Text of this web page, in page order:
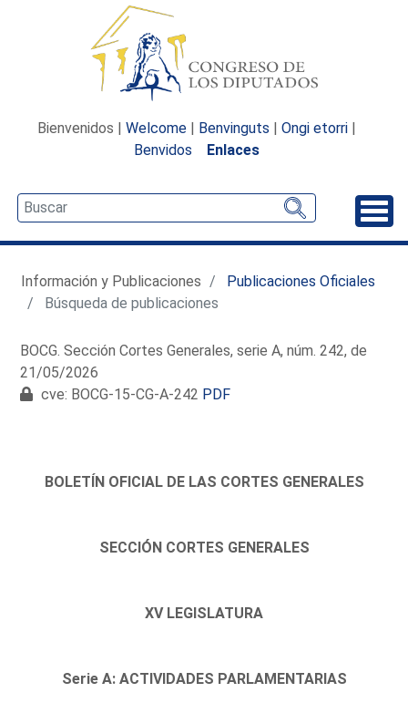
Bienvenidos | Welcome | Benvinguts | Ongi etorri |
Benvidos
Enlaces
Información y Publicaciones
Publicaciones Oficiales
Búsqueda de publicaciones
BOCG. Sección Cortes Generales, serie A, núm. 242, de
21/05/2026
cve: BOCG-15-CG-A-242 PDF
BOLETÍN OFICIAL DE LAS CORTES GENERALES
SECCIÓN CORTES GENERALES
XV LEGISLATURA
Serie A: ACTIVIDADES PARLAMENTARIAS